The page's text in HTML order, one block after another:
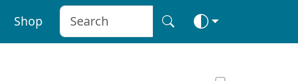
Shop